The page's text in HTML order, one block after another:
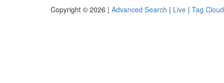
Copyright © 2026 | Advanced Search | Live | Tag Cloud